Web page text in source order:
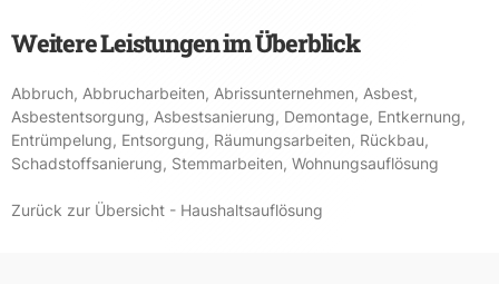
Weitere Leistungen im Überblick
Abbruch, Abbrucharbeiten, Abrissunternehmen, Asbest,
Asbestentsorgung, Asbestsanierung, Demontage, Entkernung,
Entrümpelung, Entsorgung, Räumungsarbeiten, Rückbau,
Schadstoffsanierung, Stemmarbeiten, Wohnungsauflösung
Zurück zur Übersicht - Haushaltsauflösung